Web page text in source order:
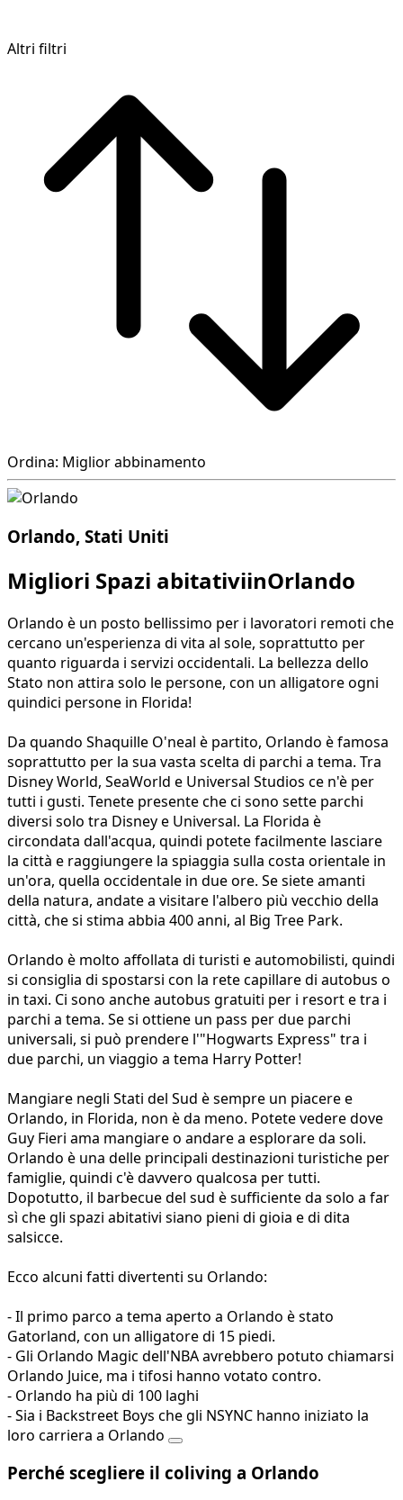
Altri filtri
Ordina: Miglior abbinamento
Orlando, Stati Uniti
Migliori Spazi abitativiinOrlando
Orlando è un posto bellissimo per i lavoratori remoti che
cercano un'esperienza di vita al sole, soprattutto per
quanto riguarda i servizi occidentali. La bellezza dello
Stato non attira solo le persone, con un alligatore ogni
quindici persone in Florida!
Da quando Shaquille O'neal è partito, Orlando è famosa
soprattutto per la sua vasta scelta di parchi a tema. Tra
Disney World, SeaWorld e Universal Studios ce n'è per
tutti i gusti. Tenete presente che ci sono sette parchi
diversi solo tra Disney e Universal. La Florida è
circondata dall'acqua, quindi potete facilmente lasciare
la città e raggiungere la spiaggia sulla costa orientale in
un'ora, quella occidentale in due ore. Se siete amanti
della natura, andate a visitare l'albero più vecchio della
città, che si stima abbia 400 anni, al Big Tree Park.
Orlando è molto affollata di turisti e automobilisti, quindi
si consiglia di spostarsi con la rete capillare di autobus o
in taxi. Ci sono anche autobus gratuiti per i resort e tra i
parchi a tema. Se si ottiene un pass per due parchi
universali, si può prendere l'"Hogwarts Express" tra i
due parchi, un viaggio a tema Harry Potter!
Mangiare negli Stati del Sud è sempre un piacere e
Orlando, in Florida, non è da meno. Potete vedere dove
Guy Fieri ama mangiare o andare a esplorare da soli.
Orlando è una delle principali destinazioni turistiche per
famiglie, quindi c'è davvero qualcosa per tutti.
Dopotutto, il barbecue del sud è sufficiente da solo a far
sì che gli spazi abitativi siano pieni di gioia e di dita
salsicce.
Ecco alcuni fatti divertenti su Orlando:
- Il primo parco a tema aperto a Orlando è stato
Gatorland, con un alligatore di 15 piedi.
- Gli Orlando Magic dell'NBA avrebbero potuto chiamarsi
Orlando Juice, ma i tifosi hanno votato contro.
- Orlando ha più di 100 laghi
- Sia i Backstreet Boys che gli NSYNC hanno iniziato la
loro carriera a Orlando
Perché scegliere il coliving a Orlando